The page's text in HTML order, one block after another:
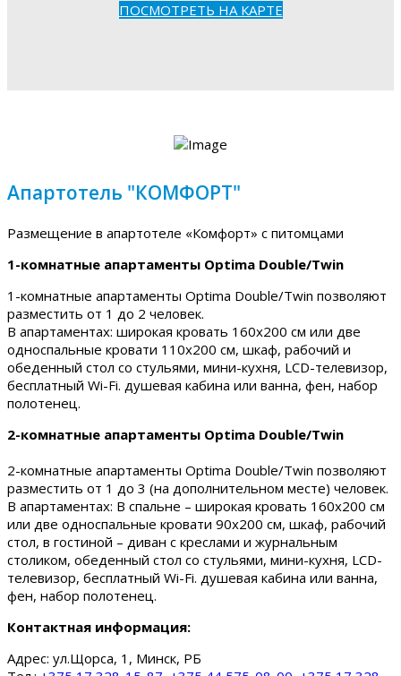
ПОСМОТРЕТЬ НА КАРТЕ
Апартотель "КОМФОРТ"
Размещение в апартотеле «Комфорт» с питомцами
1-комнатные апартаменты Optima Double/Twin
1-комнатные апартаменты Optima Double/Twin позволяют
разместить от 1 до 2 человек.
В апартаментах: широкая кровать 160х200 см или две
односпальные кровати 110х200 см, шкаф, рабочий и
обеденный стол со стульями, мини-кухня, LCD-телевизор,
бесплатный Wi-Fi. душевая кабина или ванна, фен, набор
полотенец.
2-комнатные апартаменты Optima Double/Twin
2-комнатные апартаменты Optima Double/Twin позволяют
разместить от 1 до 3 (на дополнительном месте) человек.
В апартаментах: В спальне – широкая кровать 160х200 см
или две односпальные кровати 90х200 см, шкаф, рабочий
стол, в гостиной – диван с креслами и журнальным
столиком, обеденный стол со стульями, мини-кухня, LCD-
телевизор, бесплатный Wi-Fi. душевая кабина или ванна,
фен, набор полотенец.
Контактная информация:
Адрес: ул.Щорса, 1, Минск, РБ